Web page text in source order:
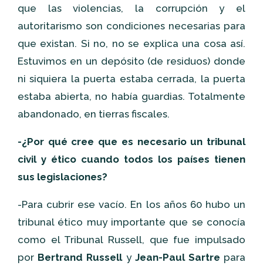
que las violencias, la corrupción y el
autoritarismo son condiciones necesarias para
que existan. Si no, no se explica una cosa así.
Estuvimos en un depósito (de residuos) donde
ni siquiera la puerta estaba cerrada, la puerta
estaba abierta, no había guardias. Totalmente
abandonado, en tierras fiscales.
-¿Por qué cree que es necesario un tribunal
civil y ético cuando todos los países tienen
sus legislaciones?
-Para cubrir ese vacío. En los años 60 hubo un
tribunal ético muy importante que se conocía
como el Tribunal Russell, que fue impulsado
por Bertrand Russell y Jean-Paul Sartre para